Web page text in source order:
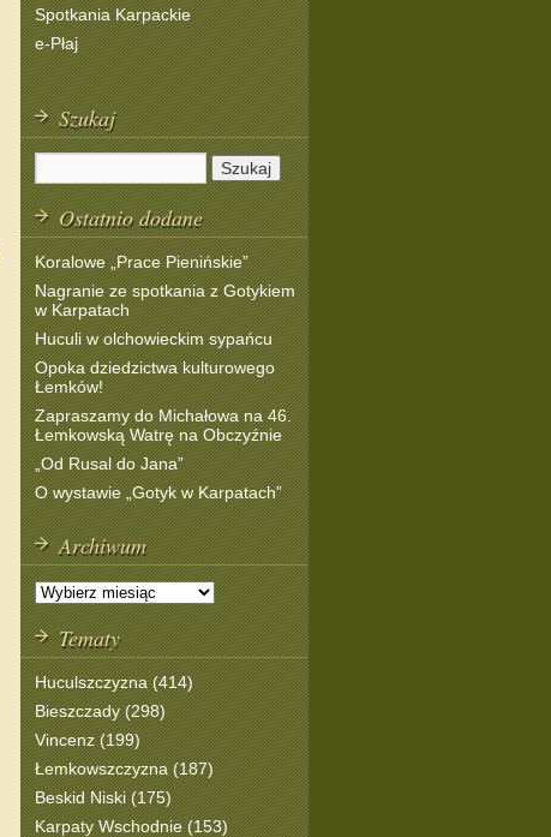
Spotkania Karpackie
e-Płaj
Szukaj
Ostatnio dodane
Koralowe „Prace Pienińskie”
Nagranie ze spotkania z Gotykiem
w Karpatach
Huculi w olchowieckim sypańcu
Opoka dziedzictwa kulturowego
Łemków!
Zapraszamy do Michałowa na 46.
Łemkowską Watrę na Obczyźnie
„Od Rusal do Jana”
O wystawie „Gotyk w Karpatach”
Archiwum
Tematy
Huculszczyzna (414)
Bieszczady (298)
Vincenz (199)
Łemkowszczyzna (187)
Beskid Niski (175)
Karpaty Wschodnie (153)